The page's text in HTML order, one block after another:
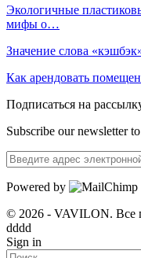
Экологичные
мифы о…
Значение слова
Как арендовать
Подписаться на
Subscribe our newsletter
Powered by
© 2026 - VAVILON. Все
dddd
Sign in